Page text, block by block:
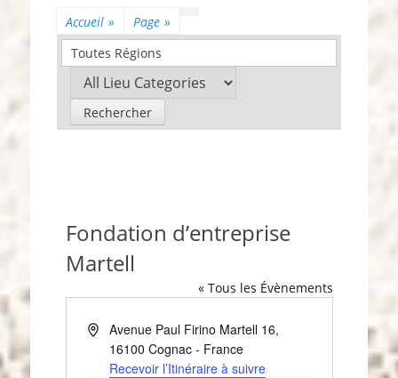
Accueil » Page »
Toutes Régions
Fondation d’entreprise
Martell
« Tous les Évènements
A
Avenue Paul Firino Martell 16,
16100 Cognac - France
Recevoir l’Itinéraire à suivre